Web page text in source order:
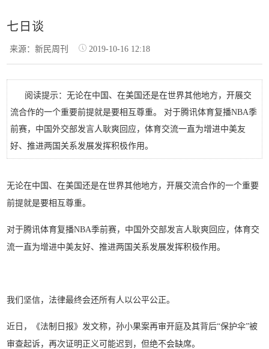
七日谈
来源：新民周刊 2019-10-16 12:18
阅读提示：无论在中国、在美国还是在世界其他地方，开展交
流合作的一个重要前提就是要相互尊重。 对于腾讯体育复播NBA季
前赛，中国外交部发言人耿爽回应，体育交流一直为增进中美友
好、推进两国关系发展发挥积极作用。
无论在中国、在美国还是在世界其他地方，开展交流合作的一个重要
前提就是要相互尊重。
对于腾讯体育复播NBA季前赛，中国外交部发言人耿爽回应，体育交
流一直为增进中美友好、推进两国关系发展发挥积极作用。
我们坚信，法律最终会还所有人以公平公正。
近日，《法制日报》发文称，孙小果案再审开庭及其背后“保护伞”被
审查起诉，再次证明正义可能迟到，但绝不会缺席。